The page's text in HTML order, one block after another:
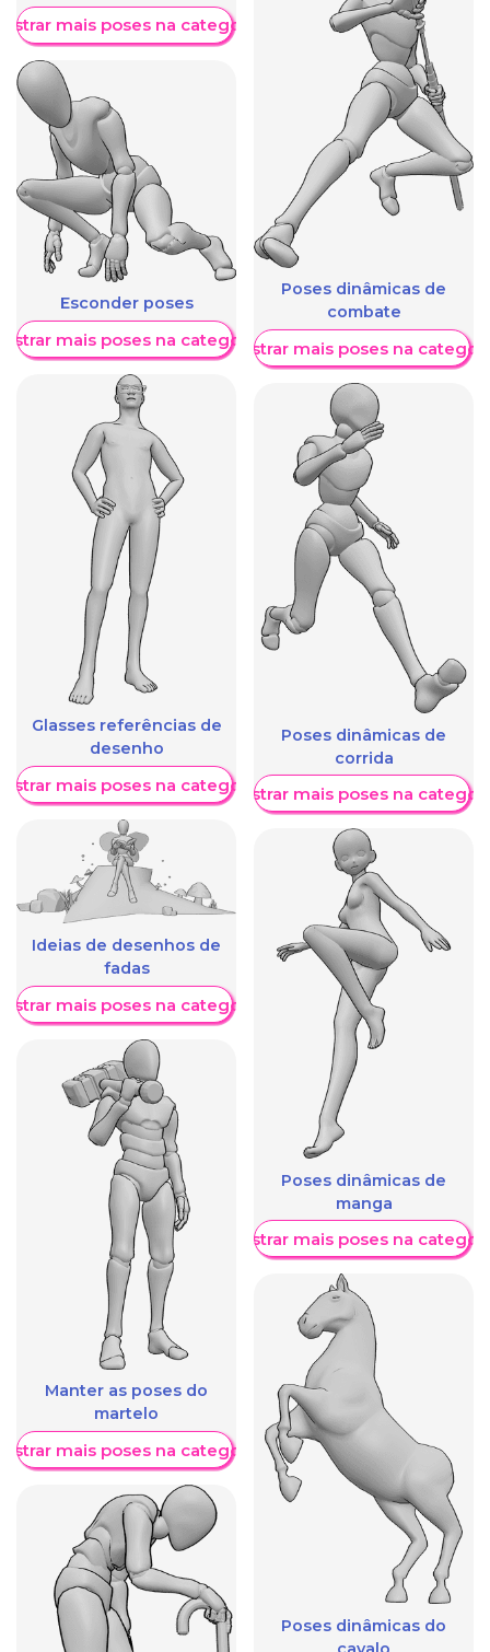
mais poses na categoria
Esconder poses
mais poses na categoria
Glasses referências de
desenho
mais poses na categoria
Ideias de desenhos de
fadas
mais poses na categoria
Manter as poses do
martelo
mais poses na categoria
Poses dinâmicas de
combate
Mostrar mais poses na
Poses dinâmicas de
corrida
Mostrar mais poses na
Poses dinâmicas de
manga
Mostrar mais poses na
Poses dinâmicas do